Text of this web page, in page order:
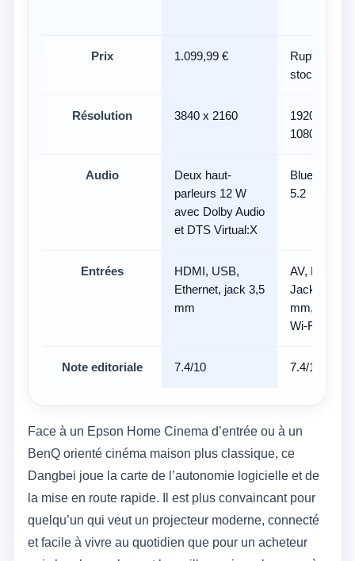
Prix 1.099,99 €
Rupture de
stock
Résolution 3840 x 2160
1920 x
1080
Audio
Deux haut-
parleurs 12 W
avec Dolby Audio
et DTS Virtual:X
Bluetooth
5.2
Entrées
HDMI, USB,
Ethernet, jack 3,5
mm
AV, HDMI,
Jack 3,5
mm, USB,
Wi‑Fi
Note editoriale 7.4/10 7.4/10
Face à un Epson Home Cinema d’entrée ou à un
BenQ orienté cinéma maison plus classique, ce
Dangbei joue la carte de l’autonomie logicielle et de
la mise en route rapide. Il est plus convaincant pour
quelqu’un qui veut un projecteur moderne, connecté
et facile à vivre au quotidien que pour un acheteur